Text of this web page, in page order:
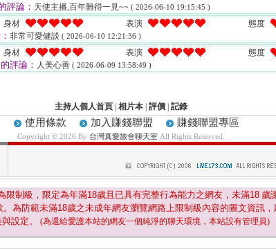
評論： 天使主播,百年難得一見~~ ( 2026-06-10 19:15:45 )
身材 表演 態度
非常可愛健談 ( 2026-06-10 12:21:36 )
身材 表演 態度
的評論： 人美心善 ( 2026-06-09 13:58:49 )
主持人個人首頁 相片本 評價 記錄
使用條款 加入賺錢聯盟 賺錢聯盟專區
Copyright © 2026 By 台灣真愛旅舍聊天室 All Rights Reserved.
限制級，限定為年滿18歲且已具有完整行為能力之網友，未滿18 歲
。為防範未滿18歲之未成年網友瀏覽網路上限制級內容的圖文資訊
設定。 (為還給愛護本站的網友一個純淨的聊天環境，本站設有管理員)